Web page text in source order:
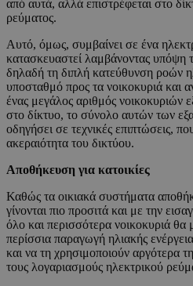
από αυτά, αλλά επιστρέφεται στο
ρεύματος.
Αυτό, όμως, συμβαίνει σε ένα
κατασκευαστεί λαμβάνοντας υπόψη
δηλαδή τη διπλή κατεύθυνση ροών
υποσταθμό προς τα νοικοκυριά και
ένας μεγάλος αριθμός νοικοκυριών
στο δίκτυο, το σύνολο αυτών των
οδηγήσει σε τεχνικές επιπτώσεις,
ακεραιότητα του δικτύου.
Αποθήκευση για κατοικίες
Καθώς τα οικιακά συστήματα
γίνονται πιο προσιτά και με την
όλο και περισσότερα νοικοκυριά
περίσσια παραγωγή ηλιακής
και να τη χρησιμοποιούν αργότερα
τους λογαριασμούς ηλεκτρικού